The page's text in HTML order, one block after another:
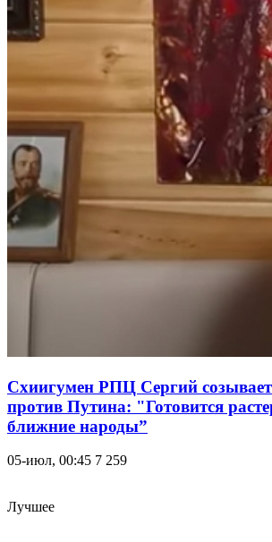
​Схиигумен РПЦ Сергий
против Путина: "Готовится
ближние народы”
05-июл, 00:45 7 259
Лучшее